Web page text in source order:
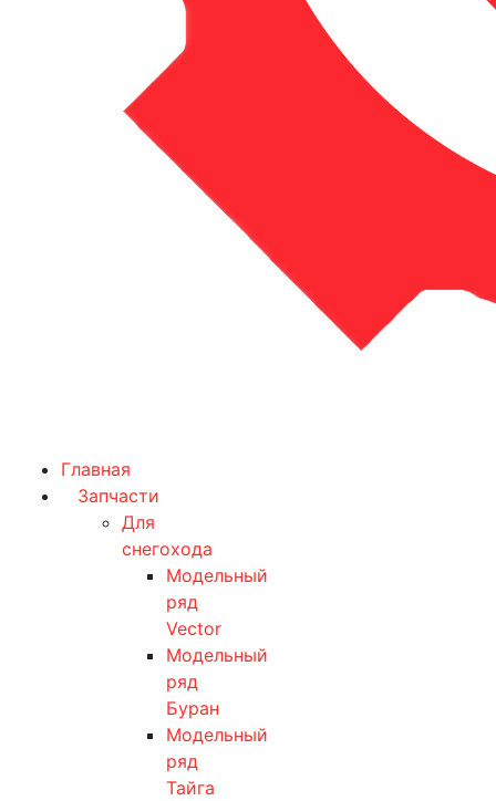
Главная
Запчасти
Для
снегохода
Модельный
ряд
Vector
Модельный
ряд
Буран
Модельный
ряд
Тайга